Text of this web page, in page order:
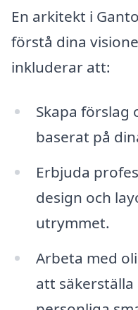
En arkitekt i
förstå dina
inkluderar att:
Skapa förslag
baserat på
Erbjuda
design och
utrymmet.
Arbeta med
att